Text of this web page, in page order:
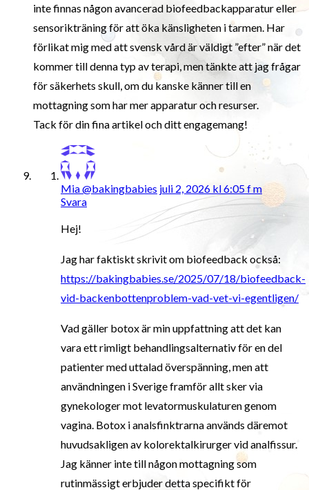
inte finnas någon avancerad biofeedbackapparatur eller
sensorikträning för att öka känsligheten i tarmen. Har
förlikat mig med att svensk vård är väldigt ”efter” när det
kommer till denna typ av terapi, men tänkte att jag frågar
för säkerhets skull, om du kanske känner till en
mottagning som har mer apparatur och resurser.
Tack för din fina artikel och ditt engagemang!
Mia @bakingbabies juli 2, 2026 kl 6:05 f m
Svara
Hej!
Jag har faktiskt skrivit om biofeedback också:
https://bakingbabies.se/2025/07/18/biofeedback-
vid-backenbottenproblem-vad-vet-vi-egentligen/
Vad gäller botox är min uppfattning att det kan
vara ett rimligt behandlingsalternativ för en del
patienter med uttalad överspänning, men att
användningen i Sverige framför allt sker via
gynekologer mot levatormuskulaturen genom
vagina. Botox i analsfinktrarna används däremot
huvudsakligen av kolorektalkirurger vid analfissur.
Jag känner inte till någon mottagning som
rutinmässigt erbjuder detta specifikt för